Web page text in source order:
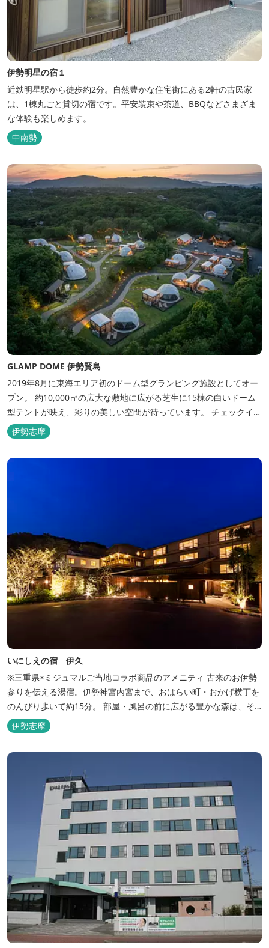
伊勢明星の宿１
近鉄明星駅から徒歩約2分。自然豊かな住宅街にある2軒の古民家
は、1棟丸ごと貸切の宿です。平安装束や茶道、BBQなどさまざま
な体験も楽しめます。
中南勢
GLAMP DOME 伊勢賢島
2019年8月に東海エリア初のドーム型グランピング施設としてオー
プン。 約10,000㎡の広大な敷地に広がる芝生に15棟の白いドーム
型テントが映え、彩りの美しい空間が待っています。 チェックイン
後は『ハーゲンダッツ食べ放題』 夕食は松阪牛や伊勢海老を贅沢に
使用した「三重ブランドBBQプラン」や、1人前350ｇと食べ応え
のあるお肉を用意した「肉盛りプラン」などからお選びできま
伊勢志摩
いにしえの宿 伊久
※三重県×ミジュマルご当地コラボ商品のアメニティ 古来のお伊勢
参りを伝える湯宿。伊勢神宮内宮まで、おはらい町・おかげ横丁を
のんびり歩いて約15分。 部屋・風呂の前に広がる豊かな森は、そ
のまま内宮の森へと連なっています。 お伊勢さんとつながってい
る・・そんな気持ちになる宿です。 館内には2つの大浴場と趣の異
伊勢志摩